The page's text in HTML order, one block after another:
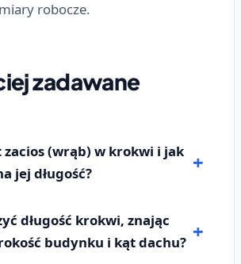
robocze.
zadawane
zacios (wrąb) w krokwi i jak
jej długość?
długość krokwi, znając
budynku i kąt dachu?